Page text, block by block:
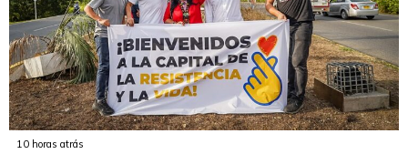
10 horas atrás